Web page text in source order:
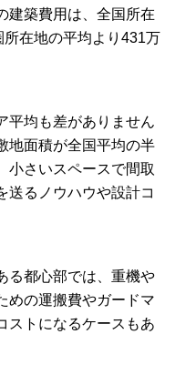
建築費用は、全国所在
在地の平均より431万
平均も差がありません
地面積が全国平均の半
小さいスペースで間取
送るノウハウや設計コ
る都心部では、重機や
めの運搬費やガードマ
ストになるケースもあ